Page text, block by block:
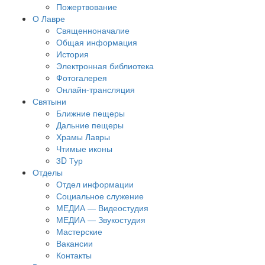
Пожертвование
О Лавре
Священноначалие
Общая информация
История
Электронная библиотека
Фотогалерея
Онлайн-трансляция
Святыни
Ближние пещеры
Дальние пещеры
Храмы Лавры
Чтимые иконы
3D Тур
Отделы
Отдел информации
Социальное служение
МЕДИА — Видеостудия
МЕДИА — Звукостудия
Мастерские
Вакансии
Контакты